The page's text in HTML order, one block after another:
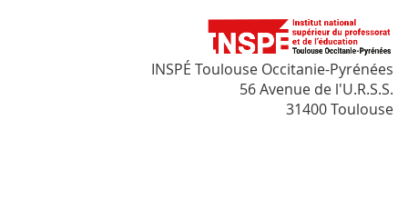
INSPÉ Toulouse Occitanie-Pyrénées
56 Avenue de l'U.R.S.S.
31400 Toulouse